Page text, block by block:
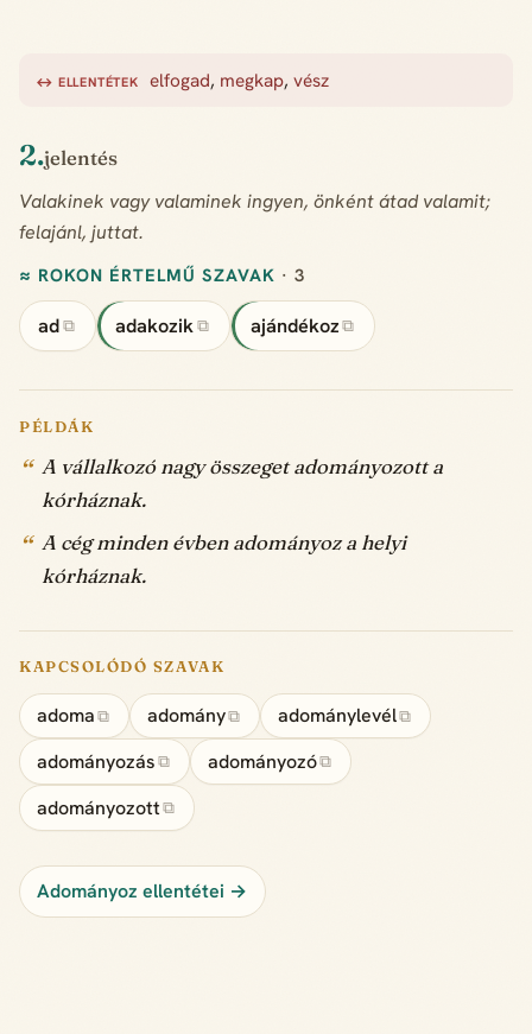
↔ ELLENTÉTEK elfogad, megkap,vész
2.jelentés
Valakinek vagy valaminek ingyen, önként átad valamit;
felajánl, juttat.
≈ ROKON ÉRTELMŰ SZAVAK · 3
ad ⧉ adakozik ⧉ ajándékoz ⧉
PÉLDÁK
A vállalkozó nagy összeget adományozott a
kórháznak.
A cég minden évben adományoz a helyi
kórháznak.
KAPCSOLÓDÓ SZAVAK
adoma ⧉ adomány⧉ adománylevél⧉
adományozás ⧉ adományozó⧉
adományozott ⧉
Adományoz ellentétei →